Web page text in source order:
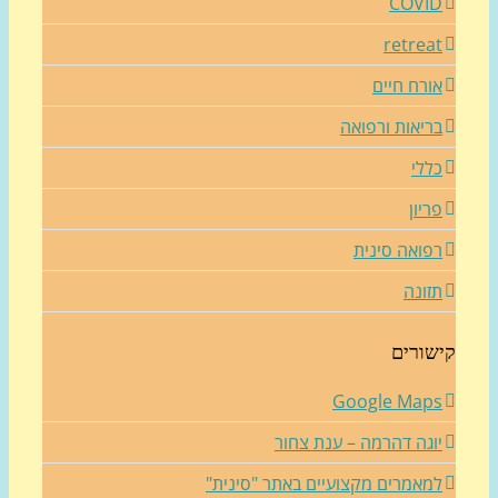
חיים
ורפואה
סינית
Google
דהרמה – ענת צחור
מקצועיים באתר "סינית"